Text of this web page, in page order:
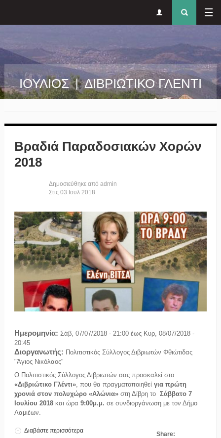
μενού
ΙΟΥΛΙΟΣ | ΔΙΒΡΙΩΤΙΚΟ ΓΛΕΝΤΙ
Βραδιά Παραδοσιακών Χορών
2018
Δημοσιεύθηκε από admin
Στις 03 Ιουλ 2018
Ημερομηνία: Σάβ, 07/07/2018 - 21:00έως Κυρ, 08/07/2018 -
20:45
Διοργανωτής: Πολιτιστικός Σύλλογος Διβριωτών Φθιώτιδας
"Άγιος Νικόλαος"
Ο Πολιτιστικός Σύλλογος Διβριωτών σας προσκαλεί στο
«Διβριώτικο Γλέντι», που θα πραγματοποιηθεί για πρώτη
χρονιά στον πολυχώρο «Αλώνια»στη Δίβρη το Σάββατο 7
Ιουλίου 2018 και ώρα 9:00μ.μ. σε συνδιοργάνωση με τον Δήμο
Λαμιέων.
Share:
Διαβάστε περισσότεραγια Βραδιά Παραδοσιακών Χορών 2018